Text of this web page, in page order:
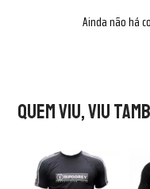
Ainda não há
Quem viu, viu